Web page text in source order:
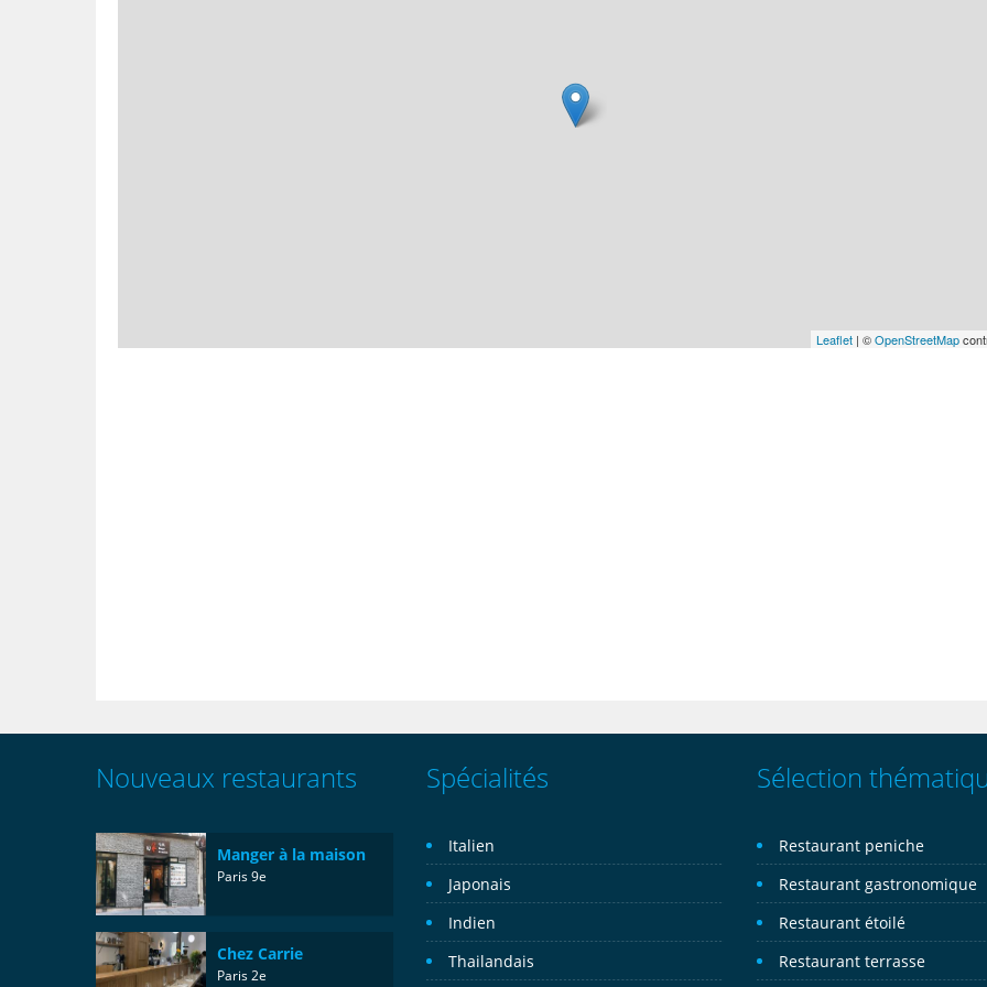
Leaflet | ©OpenStreetMap
Nouveaux restaurants
Manger à la maison
Paris 9e
Chez Carrie
Paris 2e
Spécialités
Italien
Japonais
Indien
Thailandais
Sélection
Restaurant peniche
Restaurant gastronomique
Restaurant étoilé
Restaurant terrasse